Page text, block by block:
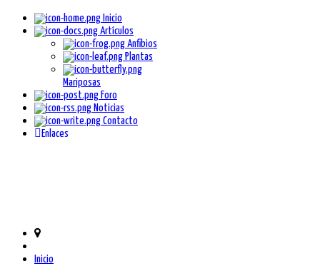
Inicio
Artículos
Anfibios
Plantas
Mariposas
Foro
Noticias
Contacto
Enlaces
Inicio